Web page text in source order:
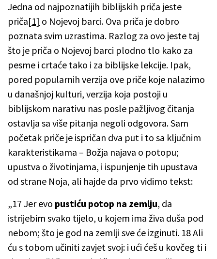
Jedna od najpoznatijih biblijskih priča jeste
priča[1] o Nojevoj barci. Ova priča je dobro
poznata svim uzrastima. Razlog za ovo jeste taj
što je priča o Nojevoj barci plodno tlo kako za
pesme i crtaće tako i za biblijske lekcije. Ipak,
pored popularnih verzija ove priče koje nalazimo
u današnjoj kulturi, verzija koja postoji u
biblijskom narativu nas posle pažljivog čitanja
ostavlja sa više pitanja negoli odgovora. Sam
početak priče je ispričan dva put i to sa ključnim
karakteristikama – Božja najava o potopu;
upustva o životinjama, i ispunjenje tih upustava
od strane Noja, ali hajde da prvo vidimo tekst:
„17 Jer evo pustiću potop na zemlju, da
istrijebim svako tijelo, u kojem ima živa duša pod
nebom; što je god na zemlji sve će izginuti. 18 Ali
ću s tobom učiniti zavjet svoj: i ući ćeš u kovčeg ti i